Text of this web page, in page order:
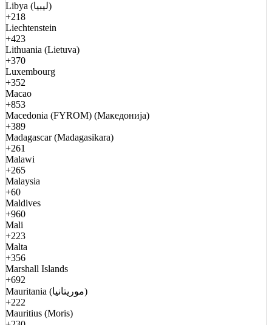
Libya (ليبيا)
+218
Liechtenstein
+423
Lithuania (Lietuva)
+370
Luxembourg
+352
Macao
+853
Macedonia (FYROM) (Македонија)
+389
Madagascar (Madagasikara)
+261
Malawi
+265
Malaysia
+60
Maldives
+960
Mali
+223
Malta
+356
Marshall Islands
+692
Mauritania (موريتانيا)
+222
Mauritius (Moris)